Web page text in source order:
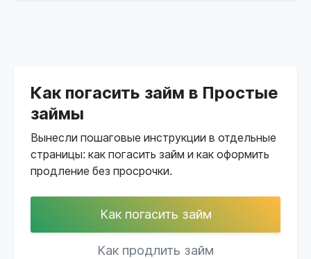
Как погасить займ в Простые
займы
Вынесли пошаговые инструкции в отдельные
страницы: как погасить займ и как оформить
продление без просрочки.
Как погасить займ
Как продлить займ